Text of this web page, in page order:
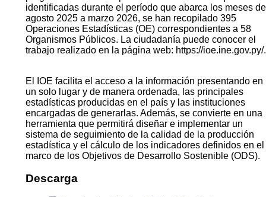
identificadas durante el período que abarca los meses de
agosto 2025 a marzo 2026, se han recopilado 395
Operaciones Estadísticas (OE) correspondientes a 58
Organismos Públicos. La ciudadanía puede conocer el
trabajo realizado en la página web: https://ioe.ine.gov.py/.
El IOE facilita el acceso a la información presentando en
un solo lugar y de manera ordenada, las principales
estadísticas producidas en el país y las instituciones
encargadas de generarlas. Además, se convierte en una
herramienta que permitirá diseñar e implementar un
sistema de seguimiento de la calidad de la producción
estadística y el cálculo de los indicadores definidos en el
marco de los Objetivos de Desarrollo Sostenible (ODS).
Descarga